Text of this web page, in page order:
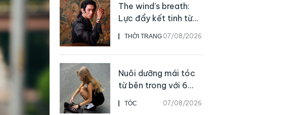
THỜI TRANG 07/08/2026
The wind’s breath:
Lực đẩy kết tinh từ
sự kiên định
TÓC 07/08/2026
Nuôi dưỡng mái tóc
từ bên trong với 6
thực phẩm giàu
dưỡng chất